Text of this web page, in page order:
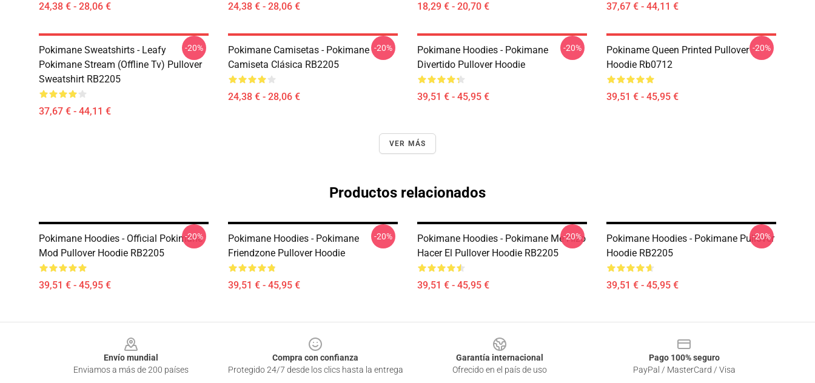
24,38 € - 28,06 € 24,38 € - 28,06 € 18,29 € - 20,70 € 37,67 € - 44,11 €
Pokimane Sweatshirts - Leafy
Pokimane Stream (Offline Tv) Pullover
Sweatshirt RB2205
37,67 € - 44,11 €
-20%
Pokimane Camisetas - Pokimane
Camiseta Clásica RB2205
24,38 € - 28,06 €
-20%
Pokimane Hoodies - Pokimane
Divertido Pullover Hoodie
39,51 € - 45,95 €
-20%
Pokiname Queen Printed Pullover
Hoodie Rb0712
39,51 € - 45,95 €
-20%
VER MÁS
Productos relacionados
Pokimane Hoodies - Official Pokimane
Mod Pullover Hoodie RB2205
39,51 € - 45,95 €
-20%
Pokimane Hoodies - Pokimane
Friendzone Pullover Hoodie
39,51 € - 45,95 €
-20%
Pokimane Hoodies - Pokimane Me Hizo
Hacer El Pullover Hoodie RB2205
39,51 € - 45,95 €
-20%
Pokimane Hoodies - Pokimane Pullover
Hoodie RB2205
39,51 € - 45,95 €
-20%
Envío mundial
Enviamos a más de 200 países
Compra con confianza
Protegido 24/7 desde los clics hasta la entrega
Garantía internacional
Ofrecido en el país de uso
Pago 100% seguro
PayPal / MasterCard / Visa